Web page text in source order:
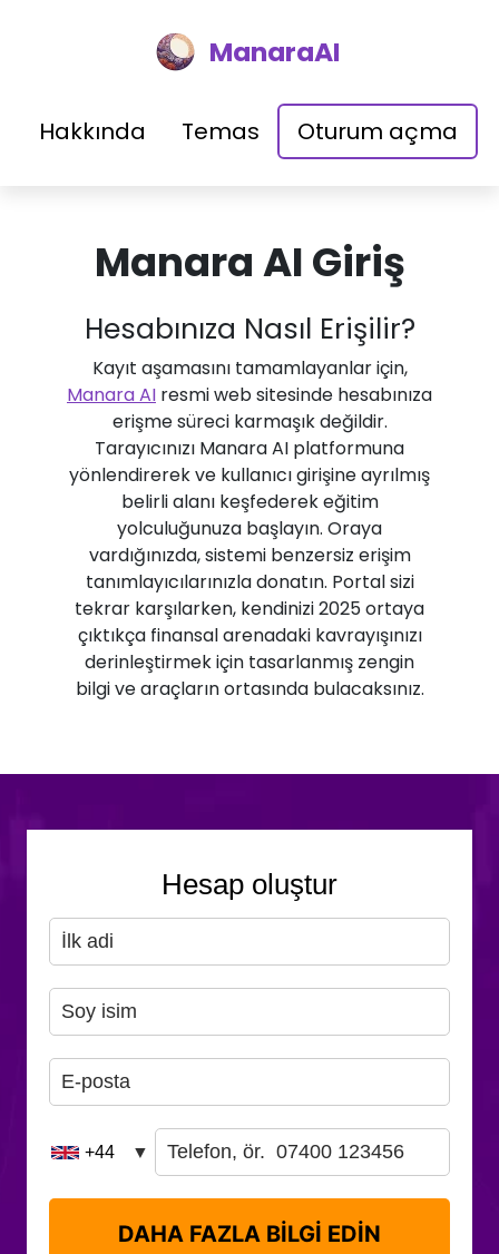
ManaraAI
Hakkında Temas Oturum açma
Manara AI Giriş
Hesabınıza Nasıl Erişilir?
Kayıt aşamasını tamamlayanlar için,
Manara AI resmi web sitesinde hesabınıza
erişme süreci karmaşık değildir.
Tarayıcınızı Manara AI platformuna
yönlendirerek ve kullanıcı girişine ayrılmış
belirli alanı keşfederek eğitim
yolculuğunuza başlayın. Oraya
vardığınızda, sistemi benzersiz erişim
tanımlayıcılarınızla donatın. Portal sizi
tekrar karşılarken, kendinizi 2025 ortaya
çıktıkça finansal arenadaki kavrayışınızı
derinleştirmek için tasarlanmış zengin
bilgi ve araçların ortasında bulacaksınız.